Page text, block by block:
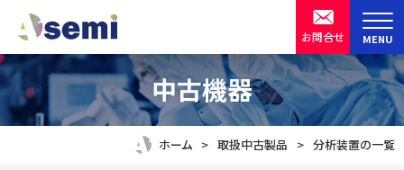
ア
ク
セ
シ
ビ
半導体製造装置・設備の中古機器買取販売 株式会社 ASKSEMIX
お問合せ MENU
中古機器
ホーム 取扱中古製品 分析装置の一覧